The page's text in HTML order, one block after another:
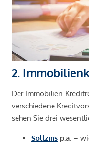
2.
Der Immobilien-
verschiedene
sehen Sie drei
Sollzins p.a . –